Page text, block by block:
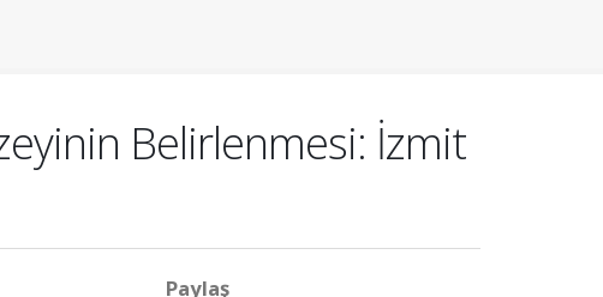
Belirlenmesi: İzmit
Paylaş